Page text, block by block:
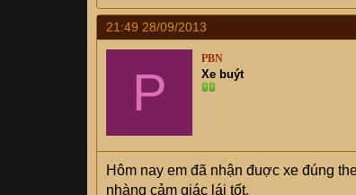
21:49 28/09/2013
P
PBN
Xe buýt
Hôm nay em đã nhận đuợc xe đúng
nhàng cảm giác lái tốt.